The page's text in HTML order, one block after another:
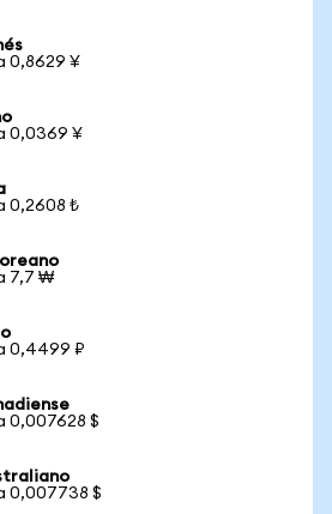
0,8629 ¥
0,0369 ¥
0,2608 ₺
7,7 ₩
0,4499 ₽
0,007628 $
0,007738 $